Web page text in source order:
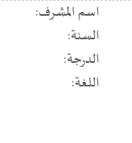
اسم المشرف:
السنة:
الدرجة:
اللغة: